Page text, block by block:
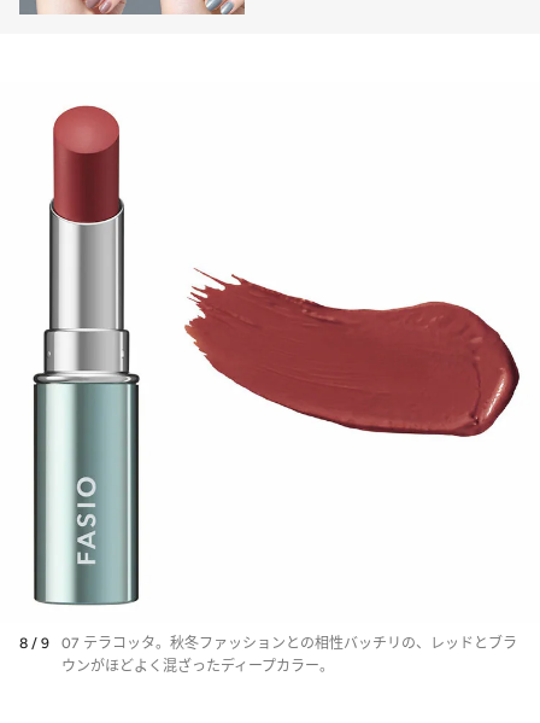
8 / 9
07 テラコッタ。秋冬ファッションとの相性バッチリの、レッドとブラ
ウンがほどよく混ざったディープカラー。